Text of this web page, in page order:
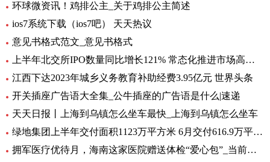
环球微资讯！鸡排公主_关于鸡排公主简述
ios7系统下载（ios7吧） 天天热议
意见书格式范文_意见书格式
上半年北交所IPO数量同比增长121% 常态化推进市场高质量扩容 要闻
江西下达2023年城乡义务教育补助经费3.95亿元 世界头条
开关插座广告语大全集_公牛插座的广告语是什么|速递
天天日报丨上海到乌镇怎么坐车最快_上海到乌镇怎么坐车
绿地集团上半年交付面积1123万平方米 6月交付616.9万平方米-环球观热点
拥军医疗优待月，海南这家医院赠送体检“爱心包”_当前头条